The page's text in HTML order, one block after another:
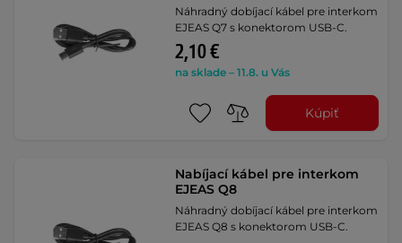
Náhradný dobíjací kábel pre interkom
EJEAS Q7 s konektorom USB-C.
2,10 €
na sklade – 11.8. u Vás
Kúpiť
Nabíjací kábel pre interkom
EJEAS Q8
Náhradný dobíjací kábel pre interkom
EJEAS Q8 s konektorom USB-C.